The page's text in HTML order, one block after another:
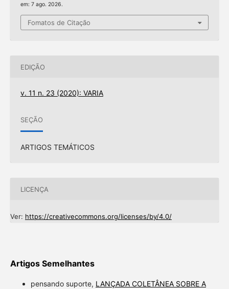
em: 7 ago. 2026.
Fomatos de Citação
EDIÇÃO
v. 11 n. 23 (2020): VARIA
SEÇÃO
ARTIGOS TEMÁTICOS
LICENÇA
Ver: https://creativecommons.org/licenses/by/4.0/
Artigos Semelhantes
pensando suporte, LANÇADA COLETÂNEA SOBRE A